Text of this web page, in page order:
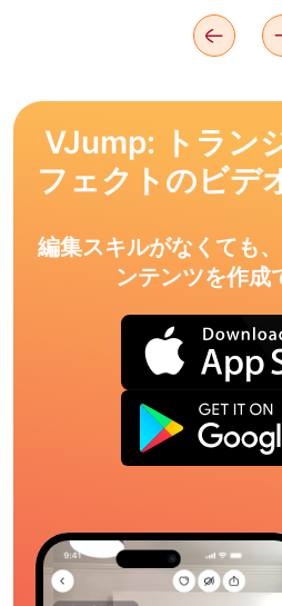
VJump: トラン
フェクトのビデ
編集スキルがなくても
ンテンツを作成